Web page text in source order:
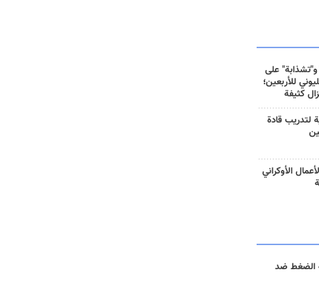
على
للأربعين؛
كثيفة
لتدريب قادة
الأوكراني
الضغط ضد